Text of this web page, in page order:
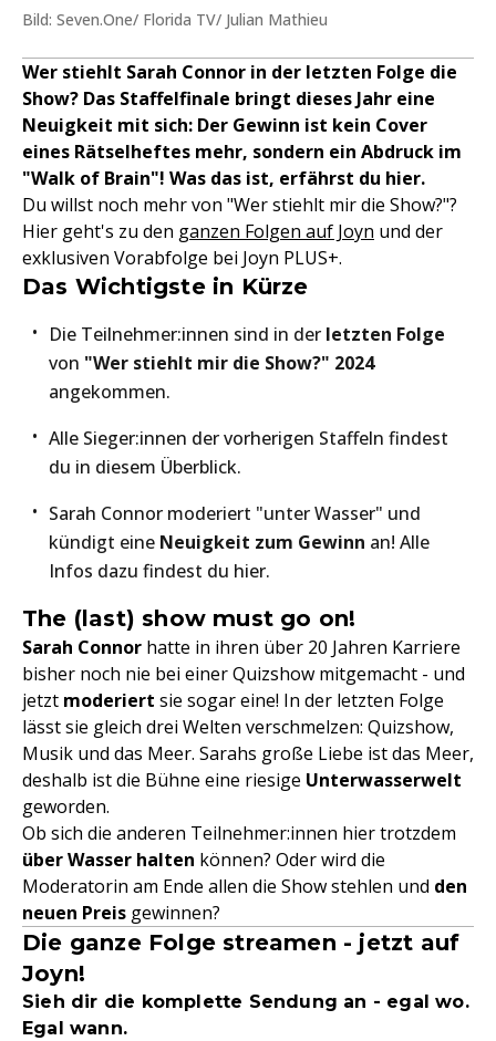
Bild: Seven.One/ Florida TV/ Julian Mathieu
Wer stiehlt Sarah Connor in der letzten Folge die
Show? Das Staffelfinale bringt dieses Jahr eine
Neuigkeit mit sich: Der Gewinn ist kein Cover
eines Rätselheftes mehr, sondern ein Abdruck im
"Walk of Brain"! Was das ist, erfährst du hier.
Du willst noch mehr von "Wer stiehlt mir die Show?"?
Hier geht's zu den ganzen Folgen auf Joyn und der
exklusiven Vorabfolge bei Joyn PLUS+.
Das Wichtigste in Kürze
Die Teilnehmer:innen sind in der letzten Folge
von "Wer stiehlt mir die Show?" 2024
angekommen.
Alle Sieger:innen der vorherigen Staffeln findest
du in diesem Überblick.
Sarah Connor moderiert "unter Wasser" und
kündigt eine Neuigkeit zum Gewinn an! Alle
Infos dazu findest du hier.
The (last) show must go on!
Sarah Connor hatte in ihren über 20 Jahren Karriere
bisher noch nie bei einer Quizshow mitgemacht - und
jetzt moderiert sie sogar eine! In der letzten Folge
lässt sie gleich drei Welten verschmelzen: Quizshow,
Musik und das Meer. Sarahs große Liebe ist das Meer,
deshalb ist die Bühne eine riesige Unterwasserwelt
geworden.
Ob sich die anderen Teilnehmer:innen hier trotzdem
über Wasser halten können? Oder wird die
Moderatorin am Ende allen die Show stehlen und den
neuen Preis gewinnen?
Die ganze Folge streamen - jetzt auf
Joyn!
Sieh dir die komplette Sendung an - egal wo.
Egal wann.